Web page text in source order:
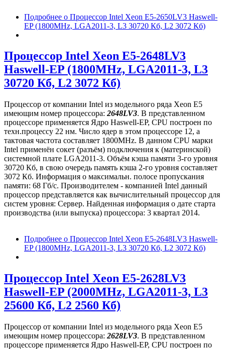
Подробнее о Процессор Intel Xeon E5-2650LV3 Haswell-
EP (1800MHz, LGA2011-3, L3 30720 Кб, L2 3072 Кб)
Процессор Intel Xeon E5-2648LV3
Haswell-EP (1800MHz, LGA2011-3, L3
30720 Кб, L2 3072 Кб)
Процессор от компании Intel из модельного ряда Xeon E5
имеющим номер процессора: 2648LV3. В представленном
процессоре применяется Ядро Haswell-EP, CPU построен по
техн.процессу 22 нм. Число ядер в этом процессоре 12, а
тактовая частота составляет 1800MHz. В данном CPU марки
Intel применён сокет (разъём) подключения к (материнской)
системной плате LGA2011-3. Объём кэша памяти 3-го уровня
30720 Кб, в свою очередь память кэша 2-го уровня составляет
3072 Кб. Информация о максимальн. полосе пропускания
памяти: 68 Гб/с. Производителем - компанией Intel данный
процессор представляется как вычислительный процессор для
систем уровня: Сервер. Найденная информация о дате старта
производства (или выпуска) процессора: 3 квартал 2014.
Подробнее о Процессор Intel Xeon E5-2648LV3 Haswell-
EP (1800MHz, LGA2011-3, L3 30720 Кб, L2 3072 Кб)
Процессор Intel Xeon E5-2628LV3
Haswell-EP (2000MHz, LGA2011-3, L3
25600 Кб, L2 2560 Кб)
Процессор от компании Intel из модельного ряда Xeon E5
имеющим номер процессора: 2628LV3. В представленном
процессоре применяется Ядро Haswell-EP, CPU построен по